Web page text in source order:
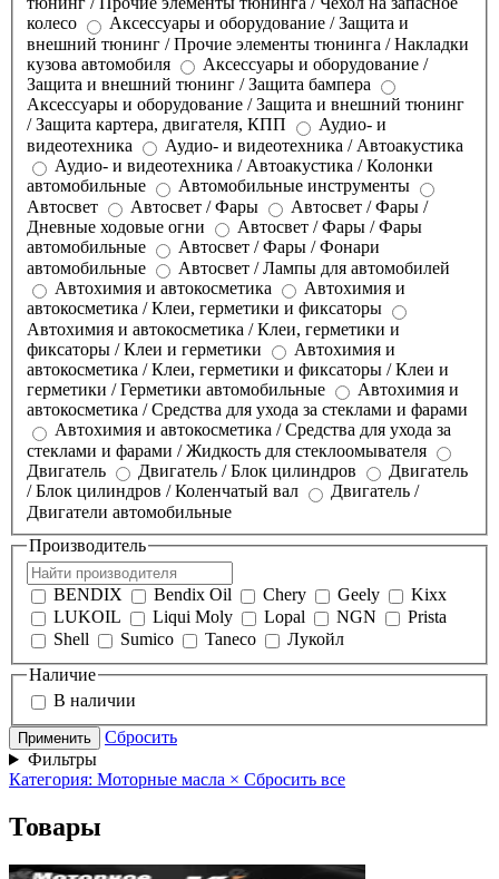
колесо
Аксессуары и оборудование / Защита и
внешний тюнинг / Прочие элементы тюнинга / Накладки
кузова автомобиля
Аксессуары и оборудование /
Защита и внешний тюнинг / Защита бампера
Аксессуары и оборудование / Защита и внешний тюнинг
/ Защита картера, двигателя, КПП
Аудио- и
видеотехника
Аудио- и видеотехника / Автоакустика
Аудио- и видеотехника / Автоакустика / Колонки
автомобильные
Автомобильные инструменты
Автосвет
Автосвет / Фары
Автосвет / Фары /
Дневные ходовые огни
Автосвет / Фары / Фары
автомобильные
Автосвет / Фары / Фонари
автомобильные
Автосвет / Лампы для автомобилей
Автохимия и автокосметика
Автохимия и
автокосметика / Клеи, герметики и фиксаторы
Автохимия и автокосметика / Клеи, герметики и
фиксаторы / Клеи и герметики
Автохимия и
автокосметика / Клеи, герметики и фиксаторы / Клеи и
герметики / Герметики автомобильные
Автохимия и
автокосметика / Средства для ухода за стеклами и фарами
Автохимия и автокосметика / Средства для ухода за
стеклами и фарами / Жидкость для стеклоомывателя
Двигатель
Двигатель / Блок цилиндров
Двигатель
/ Блок цилиндров / Коленчатый вал
Двигатель /
Двигатели автомобильные
Производитель
BENDIX Bendix Oil Chery Geely
Kixx
LUKOIL
Liqui Moly Lopal NGN
Prista
Shell
Sumico Taneco
Лукойл
Наличие
В наличии
Применить
Сбросить
Фильтры
Категория: Моторные масла × Сбросить все
Товары